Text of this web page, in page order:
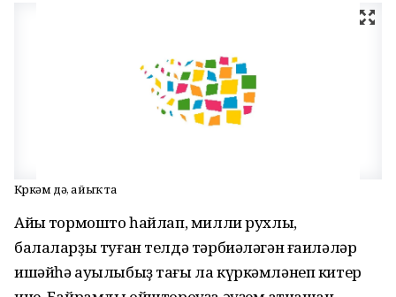
Күркәм дә, айыҡ та
Айыҡ тормошто һайлап, милли рухлы,
балаларҙы туған телдә тәрбиәләгән ғаиләләр
ишәйһә ауылыбыҙ тағы ла күркәмләнеп китер